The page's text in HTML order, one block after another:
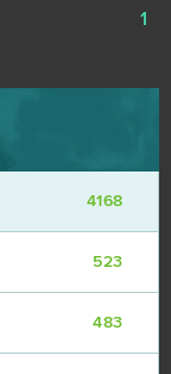
1
4168
523
483